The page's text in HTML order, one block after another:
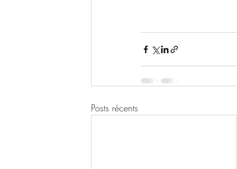
Posts récents